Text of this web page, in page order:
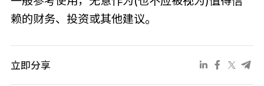
赖的财务、投资或其他建议。
立即分享